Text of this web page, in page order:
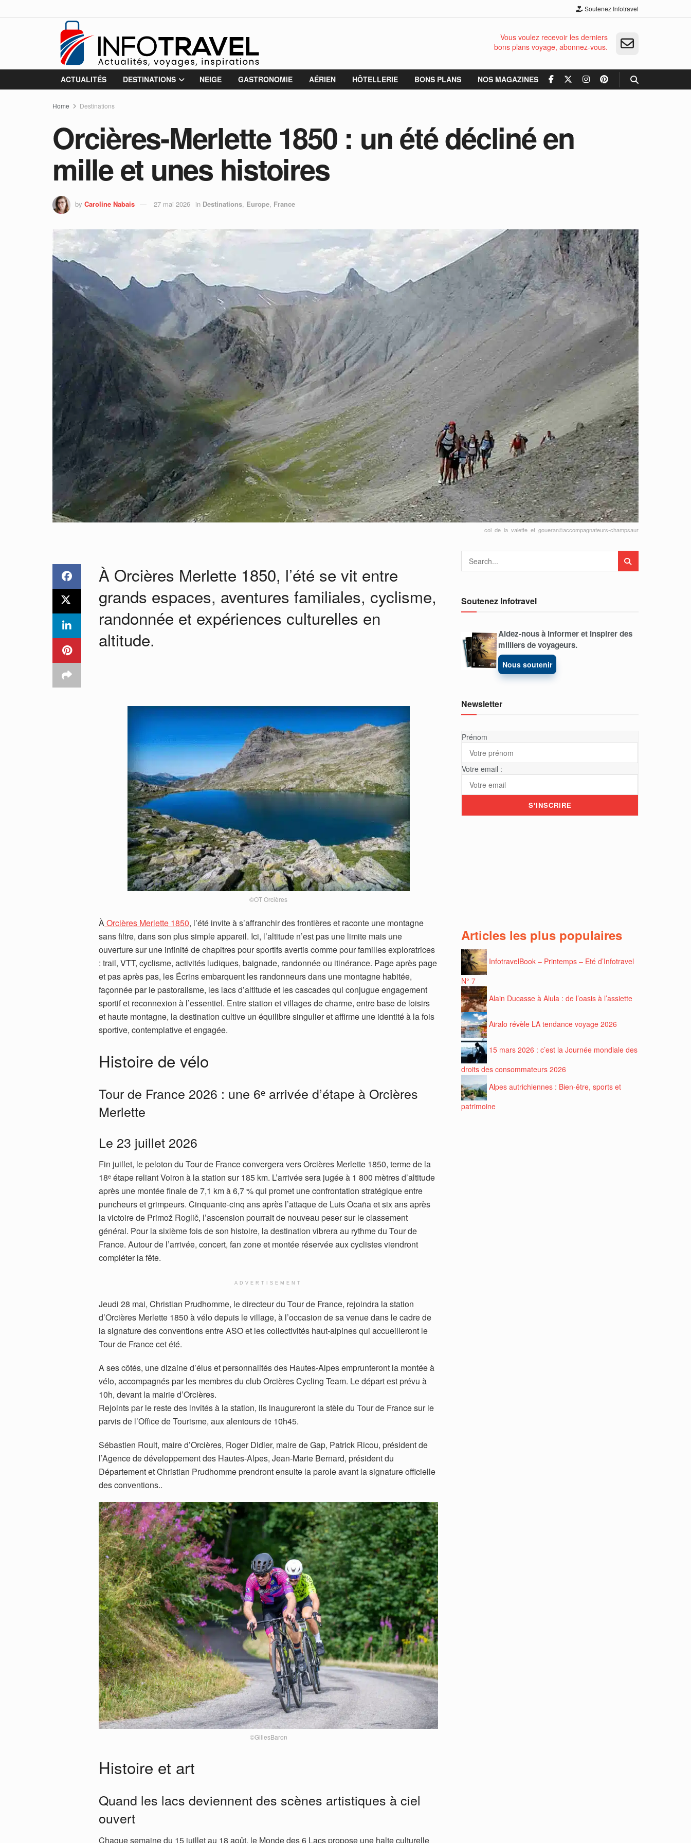
Soutenez Infotravel
Vous voulez recevoir les derniers
bons plans voyage, abonnez-vous.
ACTUALITÉS DESTINATIONS NEIGE GASTRONOMIE AÉRIEN HÔTELLERIE BONS PLANS NOS MAGAZINES
Home Destinations
Orcières-Merlette 1850 : un été décliné en
mille et unes histoires
by Caroline Nabais 27 mai 2026 in Destinations, Europe, France
col_de_la_valette_et_goueran©accompagnateurs-champsaur
À Orcières Merlette 1850, l’été se vit entre
grands espaces, aventures familiales, cyclisme,
randonnée et expériences culturelles en
altitude.
©OT Orcières
ÀOrcières Merlette 1850, l’été invite à s’affranchir des frontières et raconte une montagne
sans filtre, dans son plus simple appareil. Ici, l’altitude n’est pas une limite mais une
ouverture sur une infinité de chapitres pour sportifs avertis comme pour familles exploratrices
: trail, VTT, cyclisme, activités ludiques, baignade, randonnée ou itinérance. Page après page
et pas après pas, les Écrins embarquent les randonneurs dans une montagne habitée,
façonnée par le pastoralisme, les lacs d’altitude et les cascades qui conjugue engagement
sportif et reconnexion à l’essentiel. Entre station et villages de charme, entre base de loisirs
et haute montagne, la destination cultive un équilibre singulier et affirme une identité à la fois
sportive, contemplative et engagée.
Histoire de vélo
Tour de France 2026 : une 6ᵉ arrivée d’étape à Orcières
Merlette
Le 23 juillet 2026
Fin juillet, le peloton du Tour de France convergera vers Orcières Merlette 1850, terme de la
18ᵉ étape reliant Voiron à la station sur 185 km. L’arrivée sera jugée à 1 800 mètres d’altitude
après une montée finale de 7,1 km à 6,7 % qui promet une confrontation stratégique entre
puncheurs et grimpeurs. Cinquante-cinq ans après l’attaque de Luis Ocaña et six ans après
la victoire de Primož Roglič, l’ascension pourrait de nouveau peser sur le classement
général. Pour la sixième fois de son histoire, la destination vibrera au rythme du Tour de
France. Autour de l’arrivée, concert, fan zone et montée réservée aux cyclistes viendront
compléter la fête.
ADVERTISEMENT
Jeudi 28 mai, Christian Prudhomme, le directeur du Tour de France, rejoindra la station
d’Orcières Merlette 1850 à vélo depuis le village, à l’occasion de sa venue dans le cadre de
la signature des conventions entre ASO et les collectivités haut-alpines qui accueilleront le
Tour de France cet été.
A ses côtés, une dizaine d’élus et personnalités des Hautes-Alpes emprunteront la montée à
vélo, accompagnés par les membres du club Orcières Cycling Team. Le départ est prévu à
10h, devant la mairie d’Orcières.
Rejoints par le reste des invités à la station, ils inaugureront la stèle du Tour de France sur le
parvis de l’Office de Tourisme, aux alentours de 10h45.
Sébastien Rouit, maire d’Orcières, Roger Didier, maire de Gap, Patrick Ricou, président de
l’Agence de développement des Hautes-Alpes, Jean-Marie Bernard, président du
Département et Christian Prudhomme prendront ensuite la parole avant la signature officielle
des conventions..
©GillesBaron
Histoire et art
Quand les lacs deviennent des scènes artistiques à ciel
ouvert
Chaque semaine du 15 juillet au 18 août, le Monde des 6 Lacs propose une halte culturelle
Soutenez Infotravel
Aidez-nous à informer et inspirer des
milliers de voyageurs.
Nous soutenir
Newsletter
Prénom
Votre email :
Articles les plus populaires
InfotravelBook – Printemps – Eté d’Infotravel
N° 7
Alain Ducasse à Alula : de l’oasis à l’assiette
Airalo révèle LA tendance voyage 2026
15 mars 2026 : c’est la Journée mondiale des
droits des consommateurs 2026
Alpes autrichiennes : Bien-être, sports et
patrimoine